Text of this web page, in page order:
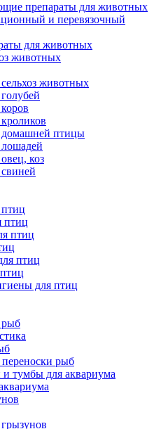
препараты для животных
и перевязочный
для животных
животных
животных
домашней птицы
коз
птиц
птиц
птиц
для птиц
рыб
рыб
тумбы для аквариума